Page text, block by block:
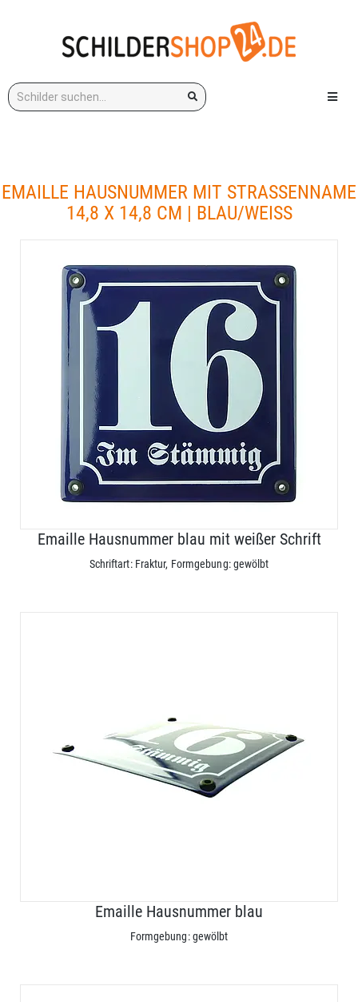
Stichwort: Menü
EMAILLE HAUSNUMMER MIT STRASSENNAME 1
4,8 X 14,8 CM | BLAU/WEISS
Emaille Hausnummer blau mit weißer Schrift
Schriftart: Fraktur, Formgebung: gewölbt
Emaille Hausnummer blau
Formgebung: gewölbt